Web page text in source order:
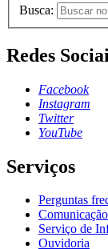
Busca:
Redes
Facebook
Instagram
Twitter
YouTube
Serviços
Perguntas
Comunicação
Serviço de
Ouvidoria